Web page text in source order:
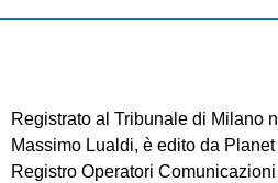
Registrato al Tribunale di Milano
Massimo Lualdi, è edito da Planet
Registro Operatori